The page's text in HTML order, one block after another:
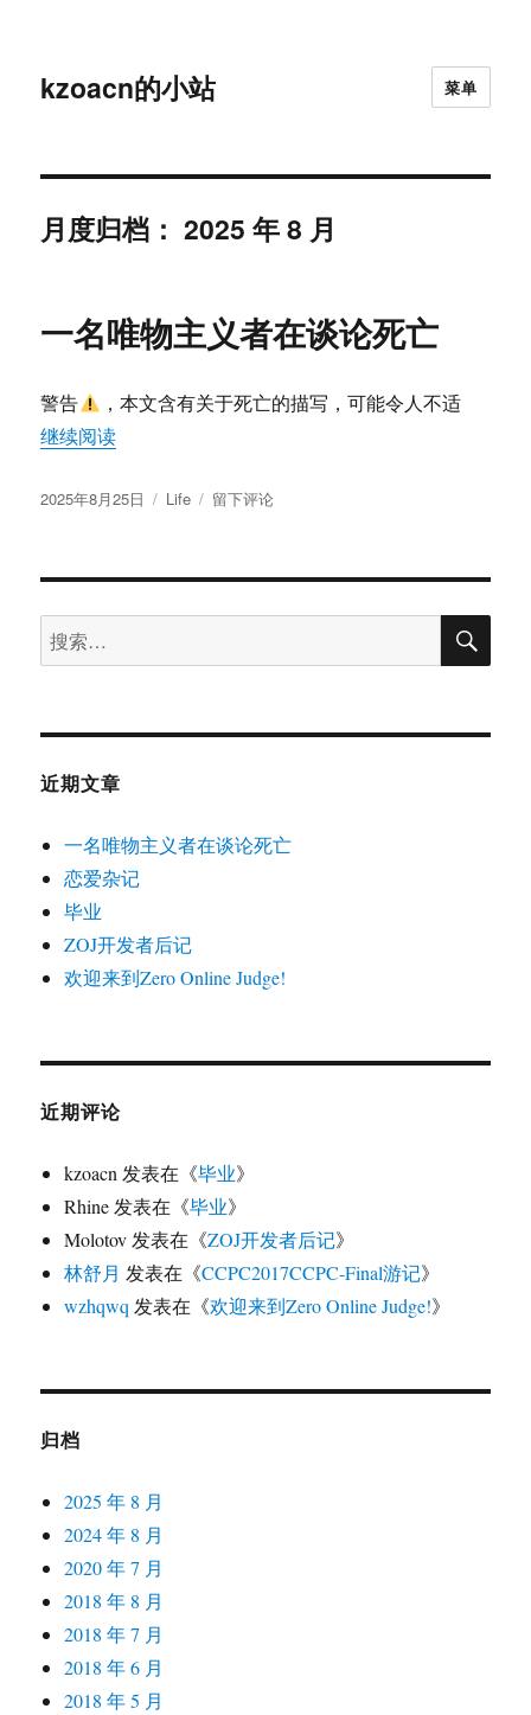
kzoacn的小站 菜单
月度归档：2025 年 8 月
一名唯物主义者在谈论死亡
警告
，本文含有关于死亡的描写，可能令人不适
继续阅读“一名唯物主义者在谈论死亡”
发
2025年8月25日
分
Life
于
唯
主
者
留下评论
搜
索：
搜
近期文章
一名唯物主义者在谈论死亡
恋爱杂记
毕业
ZOJ开发者后记
欢迎来到Zero Online Judge!
近期评论
kzoacn 发表在《毕业》
Rhine 发表在《毕业》
Molotov 发表在《ZOJ开发者后记》
林舒月 发表在《CCPC2017CCPC-Final游记》
wzhqwq 发表在《欢迎来到Zero Online Judge!》
归档
2025 年 8 月
2024 年 8 月
2020 年 7 月
2018 年 8 月
2018 年 7 月
2018 年 6 月
2018 年 5 月